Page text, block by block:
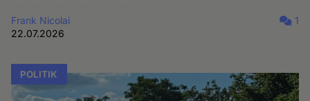
Frank Nicolai
22.07.2026
1
POLITIK